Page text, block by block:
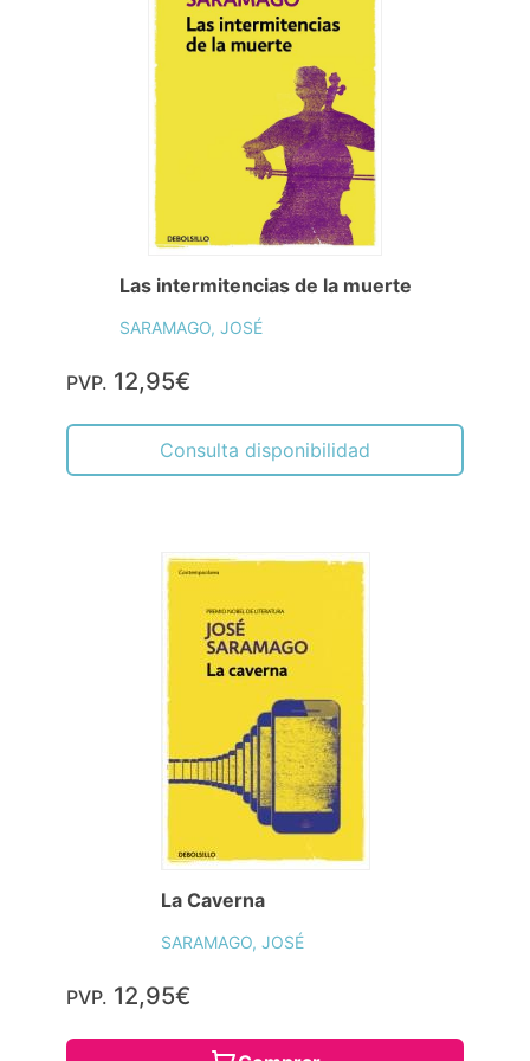
Las intermitencias de la muerte
SARAMAGO, JOSÉ
PVP. 12,95€
Consulta disponibilidad
La Caverna
SARAMAGO, JOSÉ
PVP. 12,95€